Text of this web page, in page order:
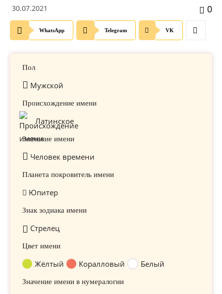
30.07.2021 0
WhatsApp Telegram VK
Пол
Мужской
Происхождение имени
Латинское
Значение имени
Человек времени
Планета покровитель имени
Юпитер
Знак зодиака имени
Стрелец
Цвет имени
Жёлтый Коралловый Белый
Значение имени в нумералогии